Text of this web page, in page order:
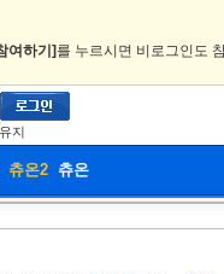
여하기] 를 누르시면 비로그인도
지
츄온2 츄온